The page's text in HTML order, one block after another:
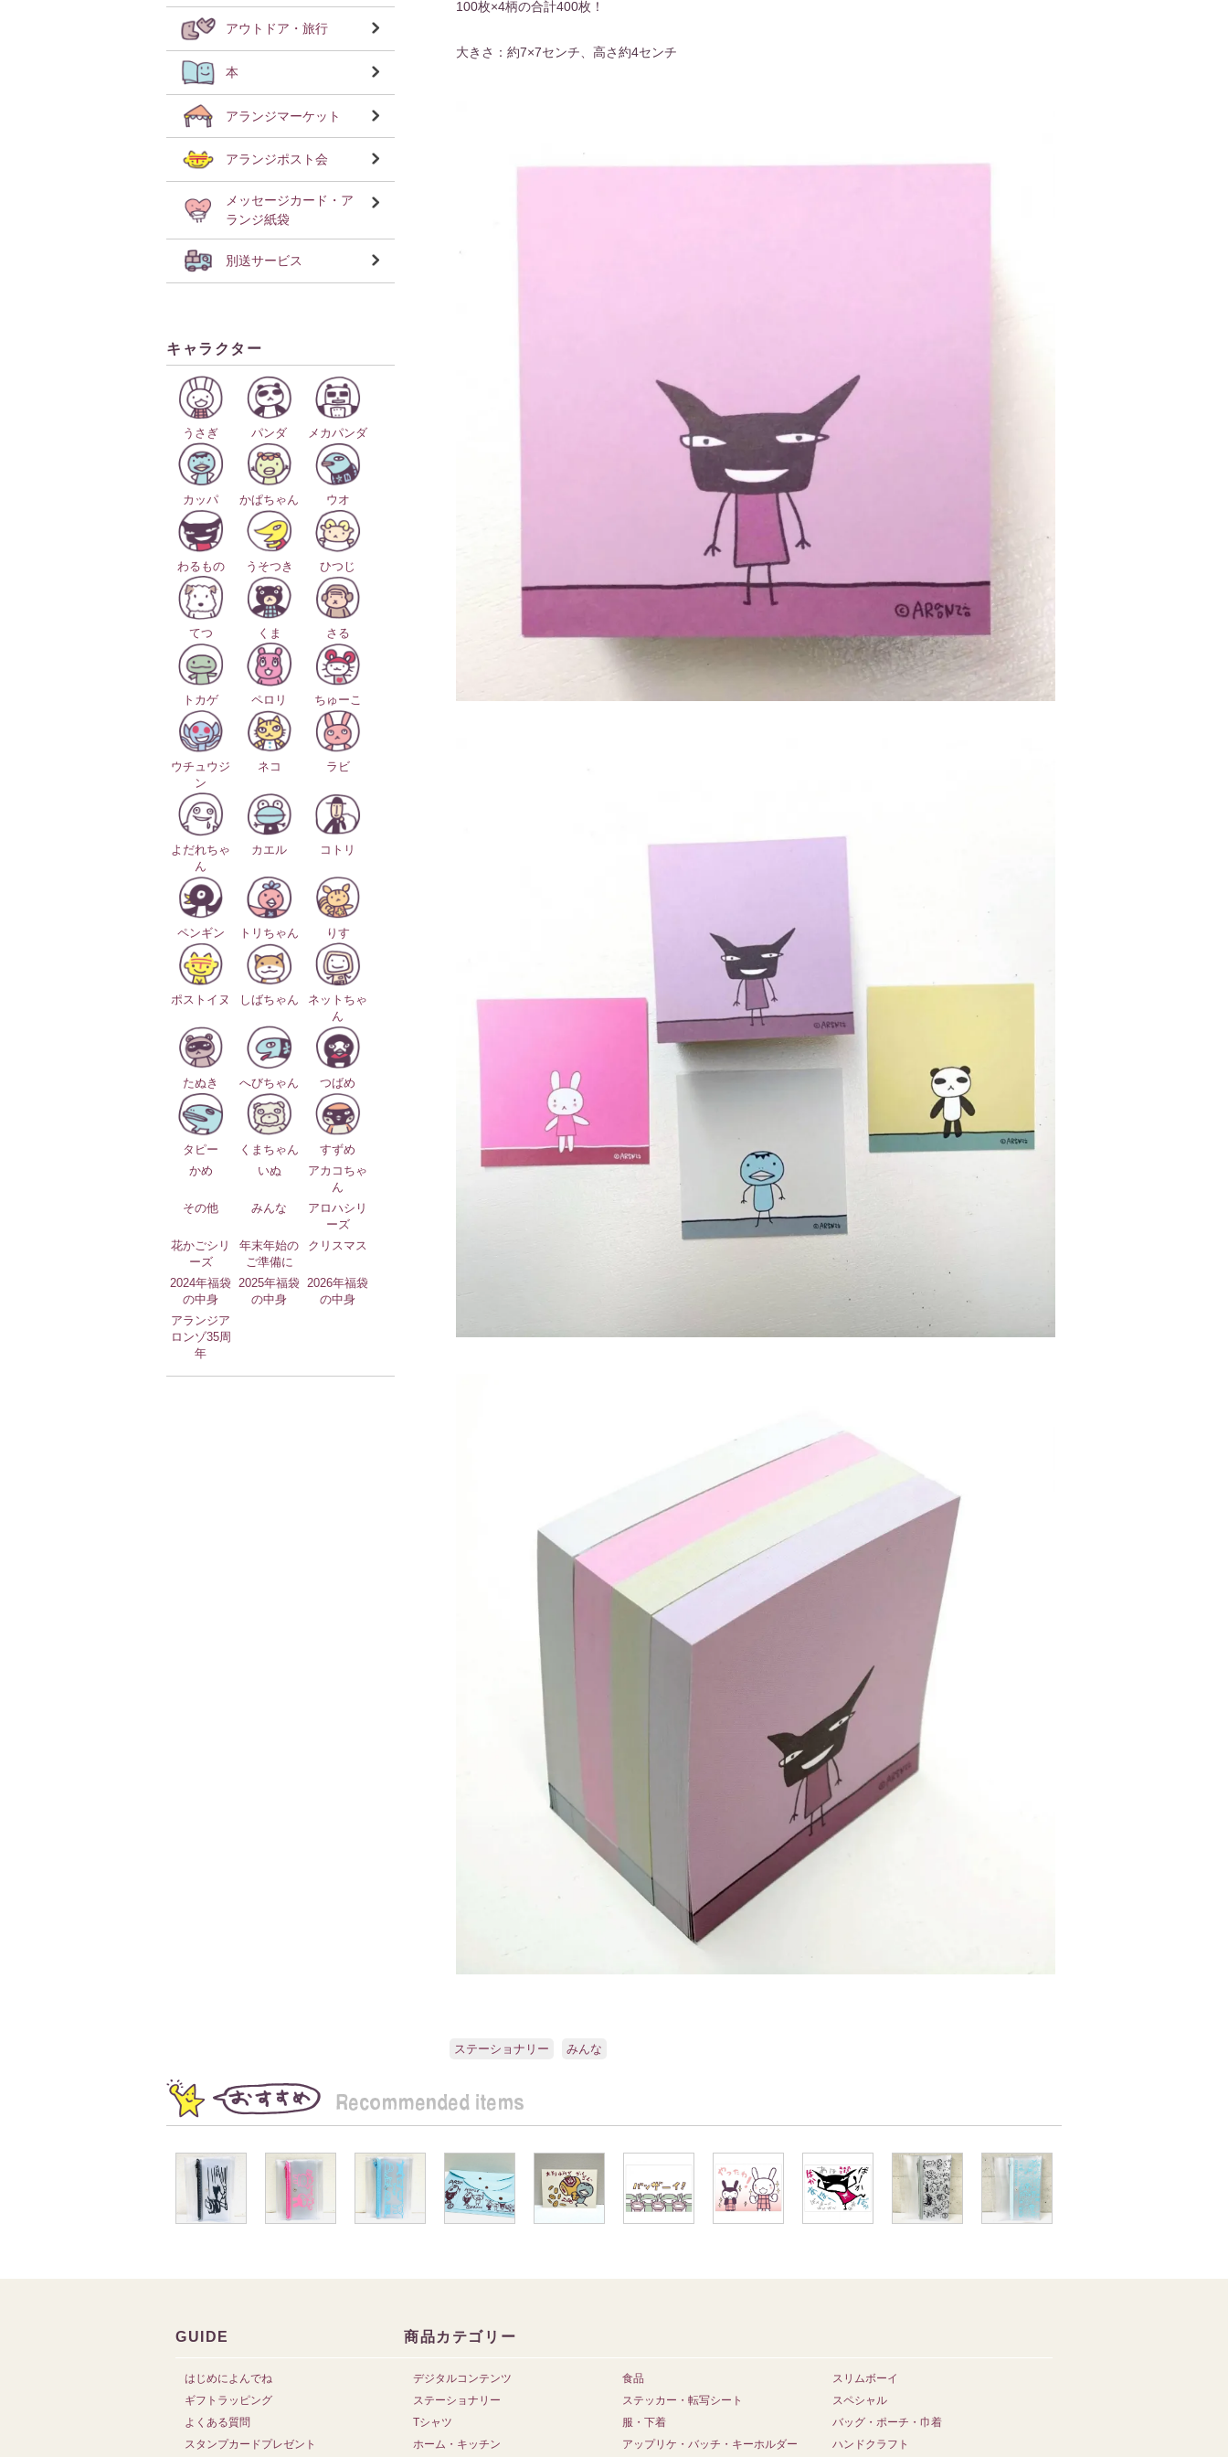
アウトドア・旅行
本
アランジマーケット
アランジポスト会
メッセージカード・ア
ランジ紙袋
別送サービス
キャラクター
うさぎ パンダ メカパンダ
カッパ かぱちゃん ウオ
わるもの うそつき ひつじ
てつ くま さる
トカゲ ペロリ ちゅーこ
ウチュウジ
ン
ネコ ラビ
よだれちゃ
ん
カエル コトリ
ペンギン トリちゃん りす
ポストイヌ しばちゃん
ネットちゃ
ん
たぬき へびちゃん つばめ
タピー くまちゃん
すずめ
かめ
いぬ
アカコちゃ
ん
その他
みんな
アロハシリ
ーズ
花かごシリ
ーズ
年末年始の
ご準備に
クリスマス
2024年福袋
の中身
2025年福袋
の中身
2026年福袋
の中身
アランジア
ロンゾ35周
年
100枚×4柄の合計400枚！
大きさ：約7×7センチ、高さ約4センチ
ステーショナリー みんな
GUIDE
はじめによんでね
ギフトラッピング
よくある質問
スタンプカードプレゼント
商品カテゴリー
デジタルコンテンツ 食品
スリムボーイ
ステーショナリー
ステッカー・転写シート
スペシャル
Tシャツ
服・下着
バッグ・ポーチ・巾着
ホーム・キッチン
アップリケ・バッチ・キーホルダー ハンドクラフト